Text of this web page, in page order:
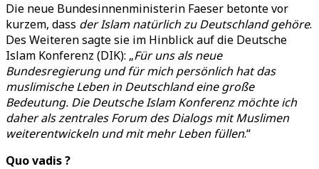
Die neue Bundesinnenministerin Faeser betonte vor
kurzem, dass der Islam natürlich zu Deutschland gehöre.
Des Weiteren sagte sie im Hinblick auf die Deutsche
Islam Konferenz (DIK): „Für uns als neue
Bundesregierung und für mich persönlich hat das
muslimische Leben in Deutschland eine große
Bedeutung. Die Deutsche Islam Konferenz möchte ich
daher als zentrales Forum des Dialogs mit Muslimen
weiterentwickeln und mit mehr Leben füllen.“
Quo vadis ?